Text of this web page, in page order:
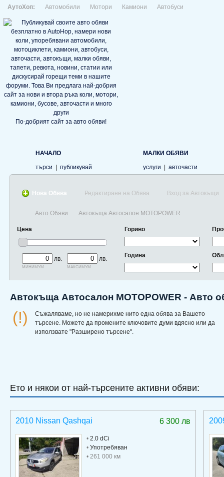
АутоХоп: Автомобили Мотори Камиони Автобуси
По-добрият сайт за авто обяви!
НАЧАЛО
търси
публикувай
МАЛКИ ОБЯВИ
услуги
авточасти
Нова Обява Редактиране на Обява Вход за Автокъщи
Авто Обяви Автокъща Автосалон MOTOPOWER
Цена
лв.
минимум
лв.
максимум
Гориво
Година
Автокъща Автосалон MOTOPOWER - Авто
(!)
Съжаляваме, но не намерихме нито една обява за Вашето
търсене. Можете да промените ключовите думи вдясно или да
използвате "Разширено търсене".
Ето и някои от най-търсените активни обяви:
6 300 лв
2010 Nissan Qashqai
• 2.0 dCi
• Употребяван
• 261 000 км